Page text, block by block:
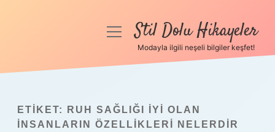
Anasayfa
Yasal Uyarı
menüyüStil Dolu Hikayeler
Modayla ilgili neşeli bilgiler keşfet!
ETIKET:
RUH SAĞLIĞI IYI OLAN
INSANLARIN ÖZELLIKLERI NELERDIR